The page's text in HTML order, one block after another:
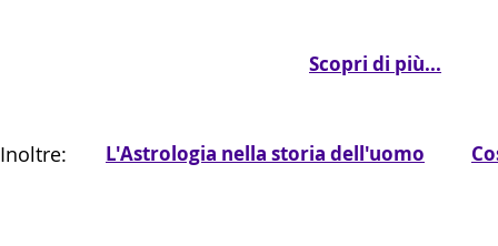
Scopri di più...
Inoltre: L'Astrologia nella storia dell'uomo